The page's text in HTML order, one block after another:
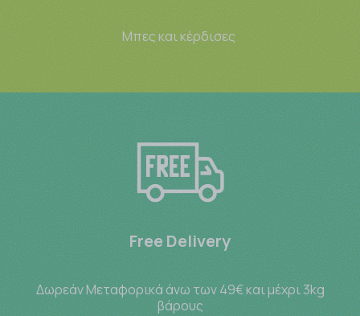
Μπες και κέρδισες
Free Delivery
Δωρεάν Μεταφορικά άνω των 49€ και μέχρι 3kg
βάρους